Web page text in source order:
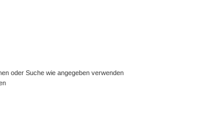
oder Suche wie angegeben verwenden